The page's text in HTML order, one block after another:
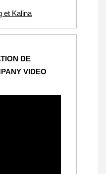
et Kalina
DE
VIDEO